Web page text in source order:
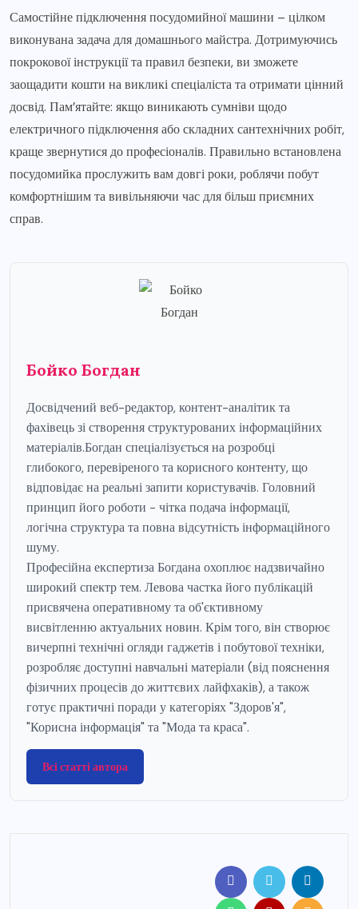
Самостійне підключення посудомийної машини – цілком
виконувана задача для домашнього майстра. Дотримуючись
покрокової інструкції та правил безпеки, ви зможете
заощадити кошти на викликі спеціаліста та отримати цінний
досвід. Пам’ятайте: якщо виникають сумніви щодо
електричного підключення або складних сантехнічних робіт,
краще звернутися до професіоналів. Правильно встановлена
посудомийка прослужить вам довгі роки, роблячи побут
комфортнішим та вивільняючи час для більш приємних
справ.
Бойко Богдан
Досвідчений веб-редактор, контент-аналітик та
фахівець зі створення структурованих інформаційних
матеріалів.Богдан спеціалізується на розробці
глибокого, перевіреного та корисного контенту, що
відповідає на реальні запити користувачів. Головний
принцип його роботи - чітка подача інформації,
логічна структура та повна відсутність інформаційного
шуму.
Професійна експертиза Богдана охоплює надзвичайно
широкий спектр тем. Левова частка його публікацій
присвячена оперативному та об'єктивному
висвітленню актуальних новин. Крім того, він створює
вичерпні технічні огляди гаджетів і побутової техніки,
розробляє доступні навчальні матеріали (від пояснення
фізичних процесів до життєвих лайфхаків), а також
готує практичні поради у категоріях "Здоров'я",
"Корисна інформація" та "Мода та краса".
Всі статті автора